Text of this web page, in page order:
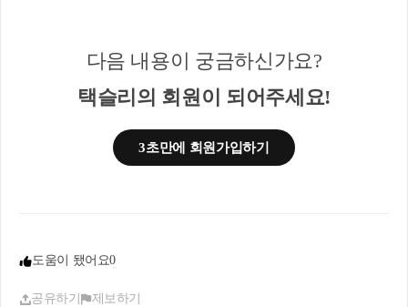
다음 내용이 궁금하신가요?
택슬리의 회원이 되어주세요!
3초만에 회원가입하기
도움이 됐어요0
공유하기 제보하기